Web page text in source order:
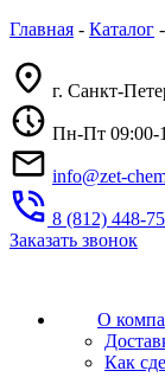
Главная - Каталог -
г. Санкт-
Пн-Пт 09:00-
info@zet-
8 (812) 448-
Заказать звонок
О
Как